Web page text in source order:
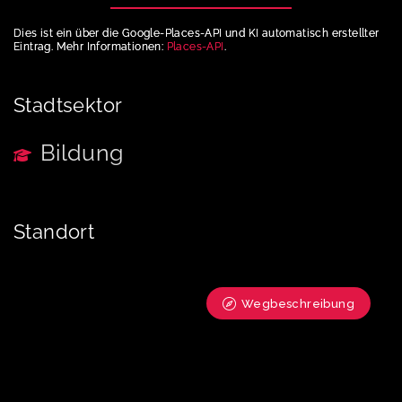
Dies ist ein über die Google-Places-API und KI automatisch erstellter
Eintrag. Mehr Informationen: Places-API .
Stadtsektor
Bildung
Standort
Wegbeschreibung